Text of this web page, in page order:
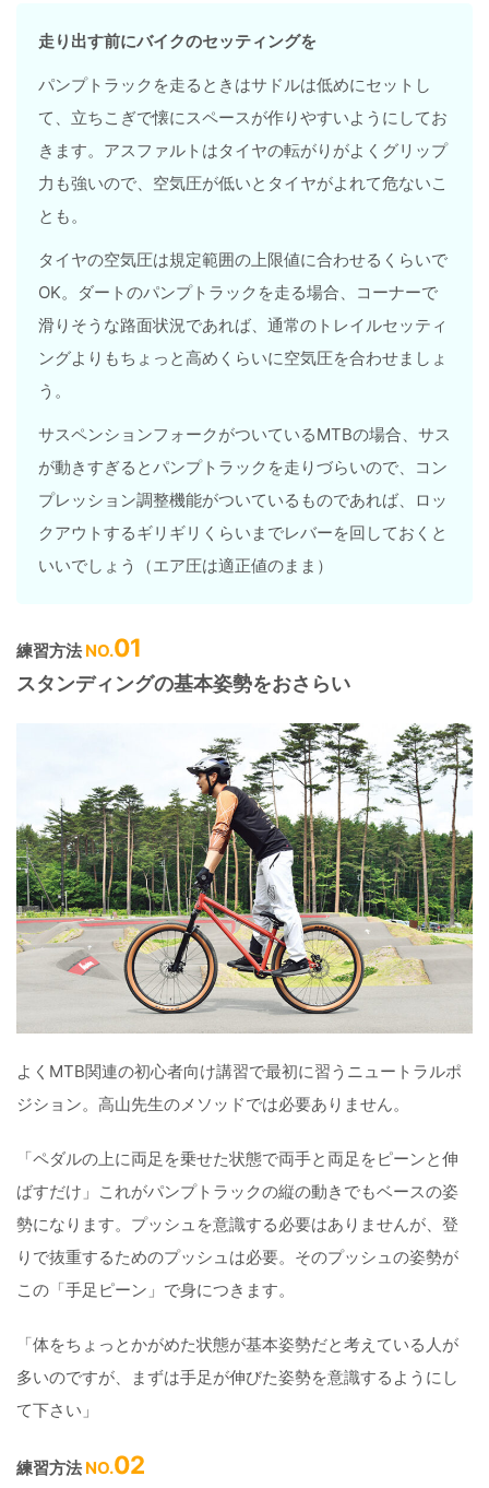
走り出す前にバイクのセッティングを
パンプトラックを走るときはサドルは低めにセットし
て、立ちこぎで懐にスペースが作りやすいようにしてお
きます。アスファルトはタイヤの転がりがよくグリップ
力も強いので、空気圧が低いとタイヤがよれて危ないこ
とも。
タイヤの空気圧は規定範囲の上限値に合わせるくらいで
OK。ダートのパンプトラックを走る場合、コーナーで
滑りそうな路面状況であれば、通常のトレイルセッティ
ングよりもちょっと高めくらいに空気圧を合わせましょ
う。
サスペンションフォークがついているMTBの場合、サス
が動きすぎるとパンプトラックを走りづらいので、コン
プレッション調整機能がついているものであれば、ロッ
クアウトするギリギリくらいまでレバーを回しておくと
いいでしょう（エア圧は適正値のまま）
練習方法 NO.01
スタンディングの基本姿勢をおさらい
よくMTB関連の初心者向け講習で最初に習うニュートラルポ
ジション。高山先生のメソッドでは必要ありません。
「ペダルの上に両足を乗せた状態で両手と両足をピーンと伸
ばすだけ」これがパンプトラックの縦の動きでもベースの姿
勢になります。プッシュを意識する必要はありませんが、登
りで抜重するためのプッシュは必要。そのプッシュの姿勢が
この「手足ピーン」で身につきます。
「体をちょっとかがめた状態が基本姿勢だと考えている人が
多いのですが、まずは手足が伸びた姿勢を意識するようにし
て下さい」
練習方法 NO.02